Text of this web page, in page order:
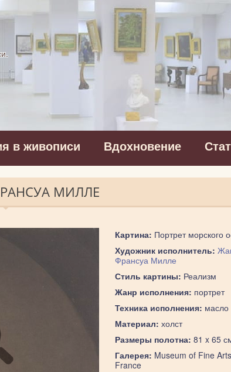
в живописи Вдохновение
МИЛЛЕ
Картина: Портрет морского
Художник исполнитель:
Франсуа Милле
Стиль картины: Реализм
Жанр исполнения: портрет
Техника исполнения: масло
Материал: холст
Размеры полотна: 81 x 65
Галерея: Museum of Fine
France